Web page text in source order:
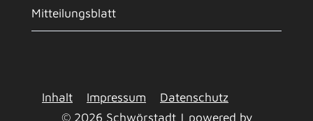
Mitteilungsblatt
Inhalt Impressum
Datenschutz
© 2026 Schwörstadt | powered by